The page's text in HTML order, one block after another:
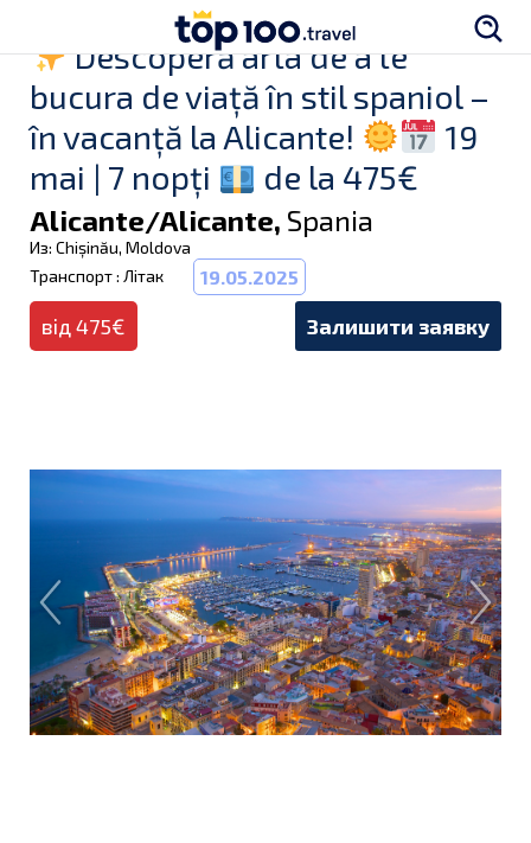
Descoperă arta de a te
bucura de viață în stil spaniol –
în vacanță la Alicante!
19
mai | 7 nopți
de la 475€
Alicante/Alicante, Spania
Из: Chișinău, Moldova
Транспорт : Літак
19.05.2025
від 475€ Залишити заявку